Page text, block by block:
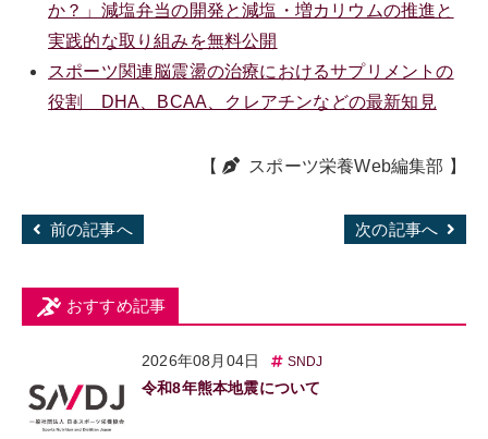
か？」減塩弁当の開発と減塩・増カリウムの推進と
実践的な取り組みを無料公開
スポーツ関連脳震盪の治療におけるサプリメントの
役割 DHA、BCAA、クレアチンなどの最新知見
【 スポーツ栄養Web編集部 】
前の記事へ 次の記事へ
おすすめ記事
2026年08月04日 SNDJ
令和8年熊本地震について